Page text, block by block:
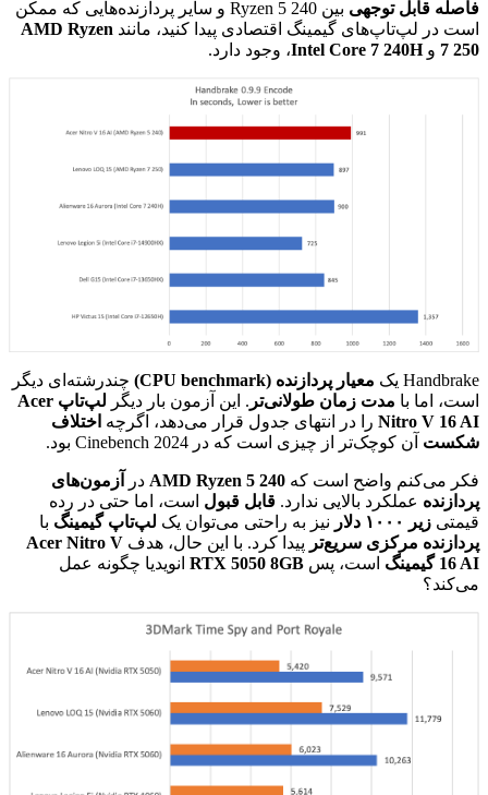
فاصله قابل توجهی
بین Ryzen 5 240 و سایر پردازنده‌هایی که ممکن
است در لپ‌تاپ‌های گیمینگ اقتصادی پیدا کنید، مانند AMD Ryzen
7 250 وIntel Core 7 240H، وجود دارد.
Handbrake یک معیار پردازنده (CPU benchmark)
چندرشته‌ای دیگر
است، اما با مدت زمان طولانی‌تر . این آزمون بار دیگر
لپ‌تاپ Acer
Nitro V 16 AI را در انتهای جدول قرار می‌دهد، اگرچه اختلاف
شکست آن کوچک‌تر از چیزی است که در Cinebench 2024 بود.
فکر می‌کنم واضح است که AMD Ryzen 5 240 در
آزمون‌های
پردازنده عملکرد بالایی ندارد. قابل قبول است، اما حتی در رده
قیمتی زیر ۱۰۰۰ دلار نیز به راحتی می‌توان یک لپ‌تاپ گیمینگ با
پردازنده مرکزی سریع‌تر پیدا کرد. با این حال، هدف Acer Nitro V
16 AI گیمینگ است، پس RTX 5050 8GB انویدیا چگونه عمل
می‌کند؟